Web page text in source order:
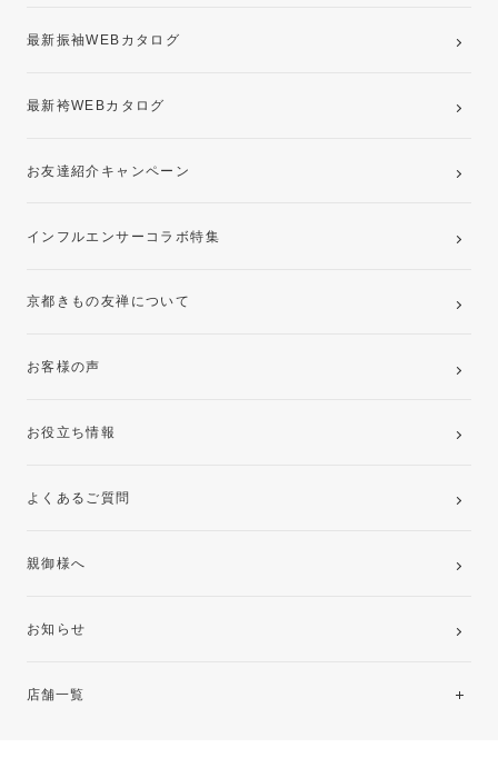
最新振袖WEBカタログ
最新袴WEBカタログ
お友達紹介キャンペーン
インフルエンサーコラボ特集
京都きもの友禅について
お客様の声
お役立ち情報
よくあるご質問
親御様へ
お知らせ
店舗一覧